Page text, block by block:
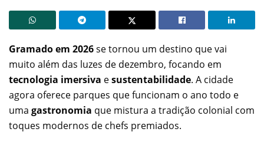
Gramado em 2026se tornou um destino que vai
muito além das luzes de dezembro, focando em
tecnologia imersiva esustentabilidade. A cidade
agora oferece parques que funcionam o ano todo e
uma gastronomia que mistura a tradição colonial com
toques modernos de chefs premiados.